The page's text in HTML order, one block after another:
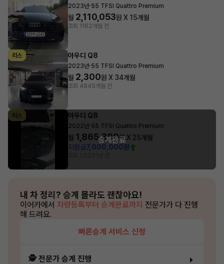
2023년·55 TFSI Quattro Premium
월 2,110,053원 X 15개월
조회 1162개월 전
리스 아우디 Q8
2023년·55 TFSI Quattro Premium
월 2,300원 X 34개월
조회 4845개월 전
리스 아우디 Q8
2022년· 55 TFSI Quattro Premium
월 1,865,380원 X 25개월
지원금7,000,000원
승계완료
내 차 정리? 승계 몰라도 괜찮아요!
이어카에서 차량등록부터 승계완료까지 전문가가 다 진행
해 드려요.
빠른승계 서비스 신청
🕵️ 전문가 승계 진행